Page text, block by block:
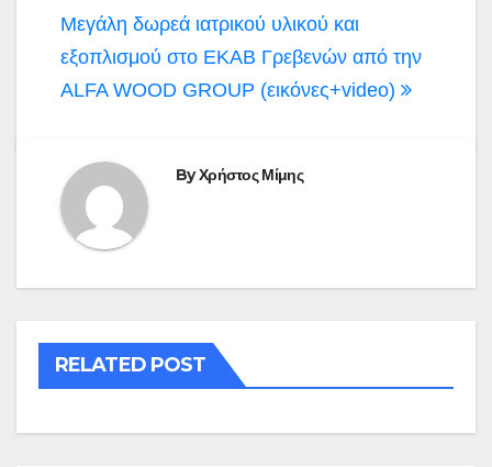
Πλοήγηση
άρθρων
Μεγάλη δωρεά ιατρικού υλικού και
εξοπλισμού στο ΕΚΑΒ Γρεβενών από την
ALFA WOOD GROUP (εικόνες+video)
ByΧρήστος Μίμης
RELATED POST